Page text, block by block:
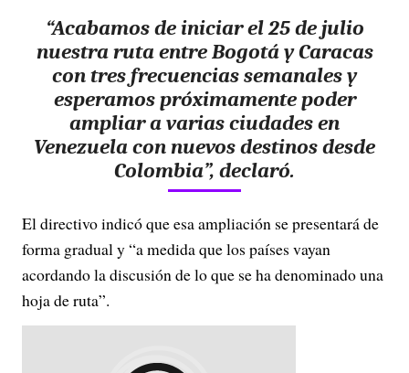
“Acabamos de iniciar el 25 de julio
nuestra ruta entre Bogotá y Caracas
con tres frecuencias semanales y
esperamos próximamente poder
ampliar a varias ciudades en
Venezuela con nuevos destinos desde
Colombia”, declaró.
El directivo indicó que esa ampliación se presentará de
forma gradual y “a medida que los países vayan
acordando la discusión de lo que se ha denominado una
hoja de ruta”.